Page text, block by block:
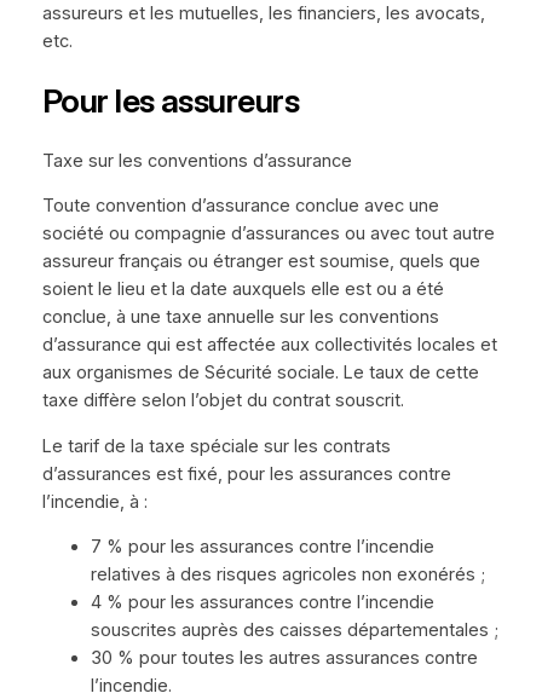
assureurs et les mutuelles, les financiers, les avocats,
etc.
Pour les assureurs
Taxe sur les conventions d’assurance
Toute convention d’assurance conclue avec une
société ou compagnie d’assurances ou avec tout autre
assureur français ou étranger est soumise, quels que
soient le lieu et la date auxquels elle est ou a été
conclue, à une taxe annuelle sur les conventions
d’assurance qui est affectée aux collectivités locales et
aux organismes de Sécurité sociale. Le taux de cette
taxe diffère selon l’objet du contrat souscrit.
Le tarif de la taxe spéciale sur les contrats
d’assurances est fixé, pour les assurances contre
l’incendie, à :
7 % pour les assurances contre l’incendie
relatives à des risques agricoles non exonérés ;
4 % pour les assurances contre l’incendie
souscrites auprès des caisses départementales ;
30 % pour toutes les autres assurances contre
l’incendie.